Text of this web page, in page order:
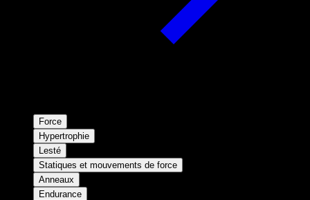
Force
Hypertrophie
Lesté
Statiques et mouvements de force
Anneaux
Endurance